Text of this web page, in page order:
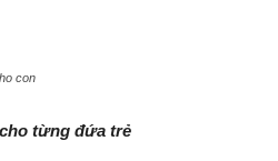
con
từng đứa trẻ